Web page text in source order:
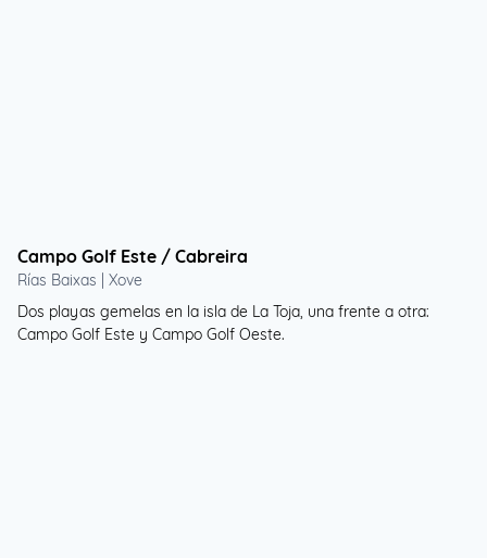
Campo Golf Este / Cabreira
Rías Baixas | Xove
Dos playas gemelas en la isla de La Toja, una frente a otra:
Campo Golf Este y Campo Golf Oeste.